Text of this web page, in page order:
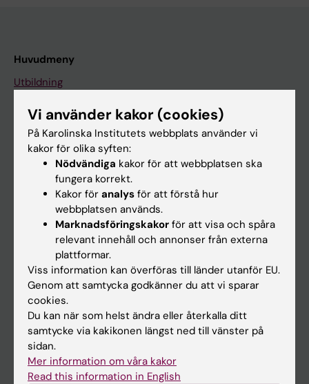
Huvudmeny
Utbildning
Forskarutbildning
Forskning
Om KI
På gång
Nyheter
Kalender
Student
Ladok
Canvas
Schema
Studentmejlen
Vi använder kakor (cookies)
På Karolinska Institutets webbplats använder vi
kakor för olika syften:
Nödvändiga kakor för att webbplatsen ska
fungera korrekt.
Kakor för analys för att förstå hur
webbplatsen används.
Marknadsföringskakor för att visa och spåra
relevant innehåll och annonser från externa
plattformar.
Viss information kan överföras till länder utanför EU.
Genom att samtycka godkänner du att vi sparar
cookies.
Du kan när som helst ändra eller återkalla ditt
samtycke via kakikonen längst ned till vänster på
sidan.
Mer information om våra kakor
Read this information in English